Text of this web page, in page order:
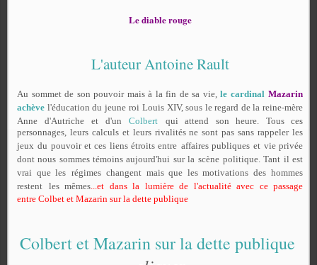
Le diable rouge
L'auteur Antoine Rault
Au sommet de son pouvoir mais à la fin de sa vie, le cardinal Mazarin
achève l'éducation du jeune roi Louis XIV, sous le regard de la reine-mère
Anne d'Autriche
et d'un Colbert
qui attend son heure. Tous ces
personnages, leurs calculs et leurs rivalités ne sont pas sans rappeler les
jeux du pouvoir et ces liens étroits entre affaires publiques et vie privée
dont nous sommes témoins aujourd'hui sur la scène politique. Tant il est
vrai que les régimes changent mais que les motivations des hommes
restent les mêmes...et dans la lumière de l'actualité avec ce passage
entre Colbet et Mazarin sur la dette publique
Colbert et Mazarin sur la dette publique